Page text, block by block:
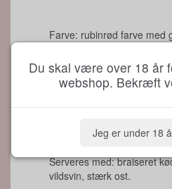
Farve: rubinrød farve med
bær, sorte kirsebær, med
Smag: komplekse
kirsebær, rigelig silkeagtig
Serveres med: braiseret
vildsvin, stærk ost.
Du skal være over 18 år
webshop. Bekræft
Jeg er under 18